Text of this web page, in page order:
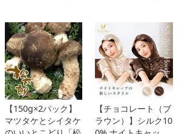
ルはお受けできません。
ずご確認いただき、お届けする商品セット
うえでお申し込みください。
リニューアル（成分など含む）等により、
のバーコードなど、お届け商品と多少異な
【150g×2パック】
マツタケとシイタケ
【チョコレート（ブ
ラウン）】シルク10